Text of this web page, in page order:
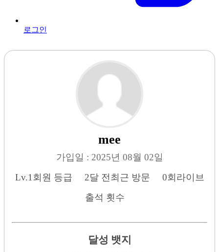
로그인
mee
가입일 : 2025년 08월 02일
Lv.1 회원 등급 2달 전 최근 방문 0회 라이브
출석 횟수
달성 뱃지